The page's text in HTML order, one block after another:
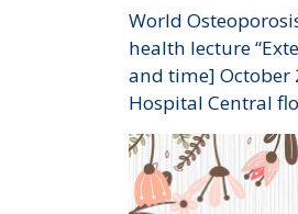
World
health lecture
and time] October
Hospital Central